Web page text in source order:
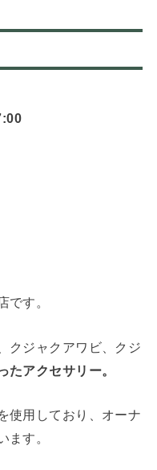
です。
クジャクアワビ、クジ
たアクセサリー。
使用しており、オーナ
ます。